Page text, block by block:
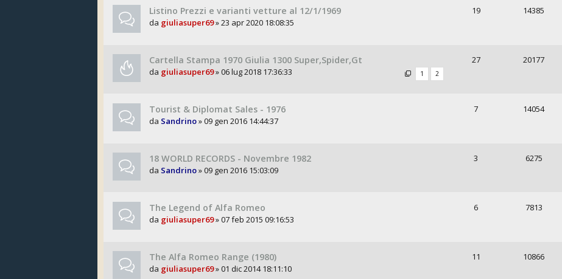
Listino Prezzi e varianti vetture al 12/1/1969
da giuliasuper69» 23 apr 2020 18:08:35
19 14385
Cartella Stampa 1970 Giulia 1300 Super,Spider,Gt
1 2
da giuliasuper69» 06 lug 2018 17:36:33
27 20177
Tourist & Diplomat Sales - 1976
da Sandrino» 09 gen 2016 14:44:37
7 14054
18 WORLD RECORDS - Novembre 1982
da Sandrino» 09 gen 2016 15:03:09
3 6275
The Legend of Alfa Romeo
da giuliasuper69» 07 feb 2015 09:16:53
6 7813
The Alfa Romeo Range (1980)
da giuliasuper69» 01 dic 2014 18:11:10
11 10866